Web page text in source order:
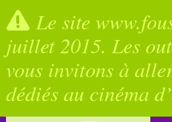
Le site
juillet 2015. Les
vous invitons à
dédiés au cinéma